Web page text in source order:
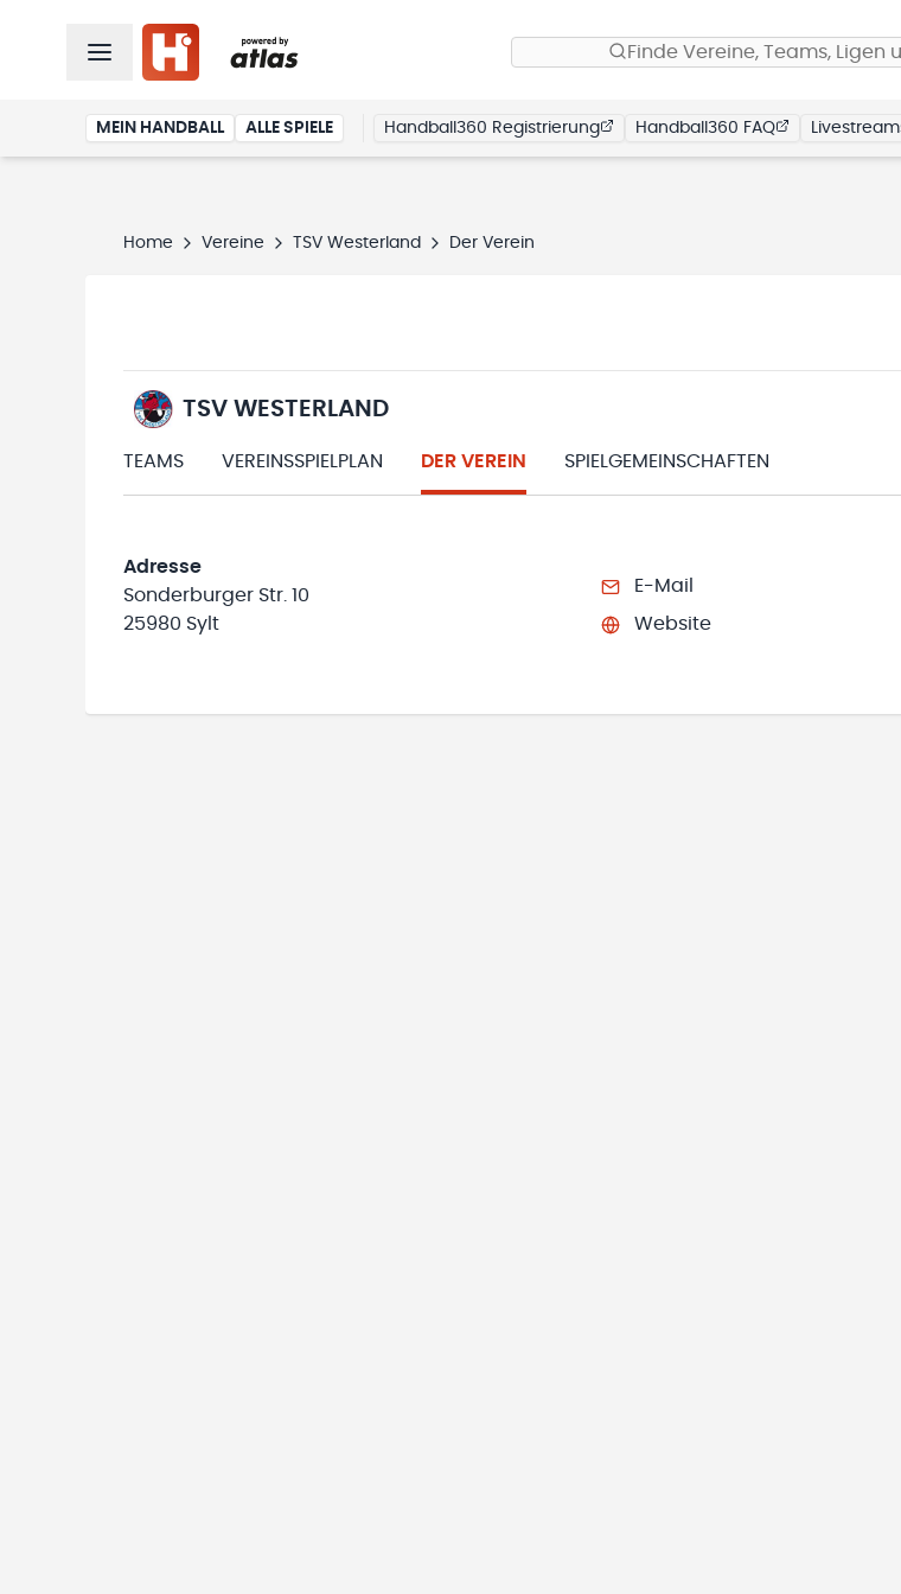
Finde Vereine, Teams, Ligen
MEIN HANDBALL ALLE SPIELE Handball360 Registrierung Handball360 FAQ
Home Vereine TSV Westerland Der Verein
TSV WESTERLAND
TEAMS VEREINSSPIELPLAN DER VEREIN SPIELGEMEINSCHAFTEN
Adresse
Sonderburger Str. 10
25980 Sylt
E-Mail
Website